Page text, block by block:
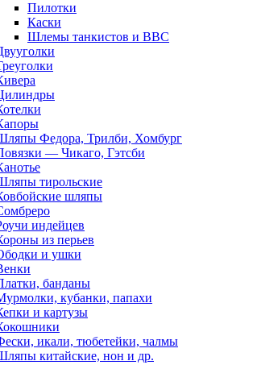
Пилотки
Каски
Шлемы танкистов и ВВС
Федора, Трилби, Хомбург
— Чикаго, Гэтсби
тирольские
шляпы
индейцев
из перьев
и ушки
банданы
кубанки, папахи
и картузы
икали, тюбетейки, чалмы
китайские, нон и др.